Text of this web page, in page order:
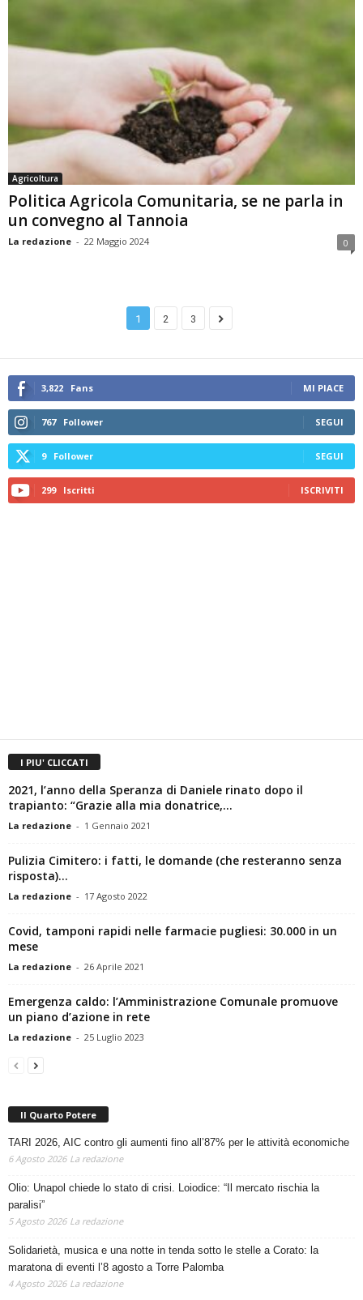
Agricoltura
Politica Agricola Comunitaria, se ne parla in
un convegno al Tannoia
La redazione - 22 Maggio 2024 0
1 2 3
3,822 Fans MI PIACE
767 Follower SEGUI
9 Follower SEGUI
299 Iscritti ISCRIVITI
I PIU' CLICCATI
2021, l’anno della Speranza di Daniele rinato dopo il
trapianto: “Grazie alla mia donatrice,...
La redazione - 1 Gennaio 2021
Pulizia Cimitero: i fatti, le domande (che resteranno senza
risposta)…
La redazione - 17 Agosto 2022
Covid, tamponi rapidi nelle farmacie pugliesi: 30.000 in un
mese
La redazione - 26 Aprile 2021
Emergenza caldo: l’Amministrazione Comunale promuove
un piano d’azione in rete
La redazione - 25 Luglio 2023
Il Quarto Potere
TARI 2026, AIC contro gli aumenti fino all’87% per le attività economiche
6 Agosto 2026 La redazione
Olio: Unapol chiede lo stato di crisi. Loiodice: “Il mercato rischia la
paralisi”
5 Agosto 2026 La redazione
Solidarietà, musica e una notte in tenda sotto le stelle a Corato: la
maratona di eventi l’8 agosto a Torre Palomba
4 Agosto 2026 La redazione